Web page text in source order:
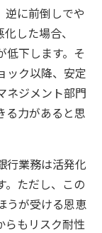
逆に前倒しでや
した場合、
低下します。そ
ック以降、安定
ネジメント部門
る力があると思
行業務は活発化
。ただし、この
うが受ける恩恵
らもリスク耐性